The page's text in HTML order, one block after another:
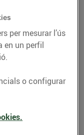
per mesurar l’ús
en un perfil
o configurar